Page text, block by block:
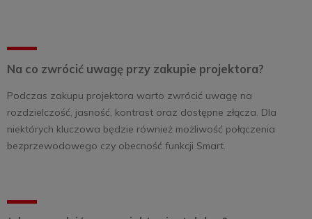
Na co zwrócić uwagę przy zakupie projektora?
Podczas zakupu projektora warto zwrócić uwagę na
rozdzielczość, jasność, kontrast oraz dostępne złącza. Dla
niektórych kluczowa będzie również możliwość połączenia
bezprzewodowego czy obecność funkcji Smart.